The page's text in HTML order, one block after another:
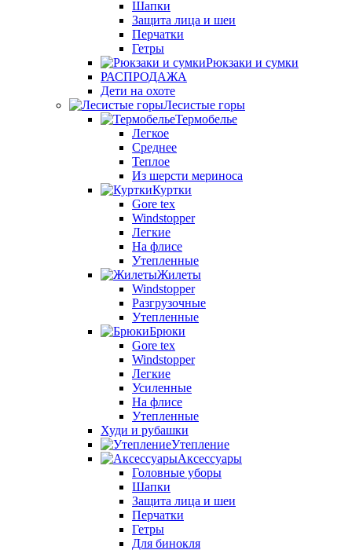
Шапки
Защита лица и шеи
Перчатки
Гетры
Рюкзаки и сумки
РАСПРОДАЖА
Дети на охоте
Лесистые горы
Термобелье
Легкое
Среднее
Теплое
Из шерсти мериноса
Куртки
Gore tex
Windstopper
Легкие
На флисе
Утепленные
Жилеты
Windstopper
Разгрузочные
Утепленные
Брюки
Gore tex
Windstopper
Легкие
Усиленные
На флисе
Утепленные
Худи и рубашки
Утепление
Аксессуары
Головные уборы
Шапки
Защита лица и шеи
Перчатки
Гетры
Для бинокля